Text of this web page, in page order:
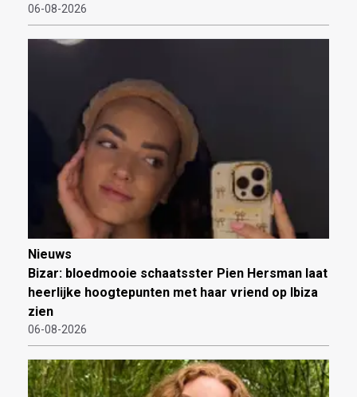
06-08-2026
Nieuws
Bizar: bloedmooie schaatsster Pien Hersman laat
heerlijke hoogtepunten met haar vriend op Ibiza
zien
06-08-2026